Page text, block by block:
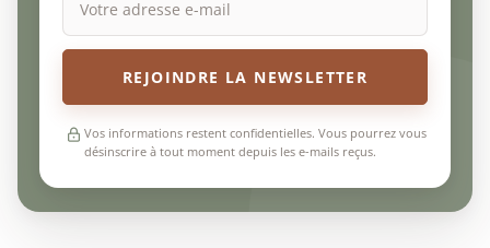
REJOINDRE LA NEWSLETTER
Vos informations restent confidentielles. Vous pourrez vous
désinscrire à tout moment depuis les e-mails reçus.